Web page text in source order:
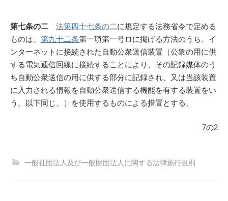
第七条の二 法第四十七条の二に規定する法務省令で定める
ものは、 第九十二条第一項第一号ロに掲げる方法のうち、イ
ンターネットに接続された自動公衆送信装置（公衆の用に供
する電気通信回線に接続することにより、その記録媒体のう
ち自動公衆送信の用に供する部分に記録され、又は当該装置
に入力される情報を自動公衆送信する機能を有する装置をい
う。以下同じ。）を使用するものによる措置とする。
7の2
一般社団法人及び一般財団法人に関する法律施行規則